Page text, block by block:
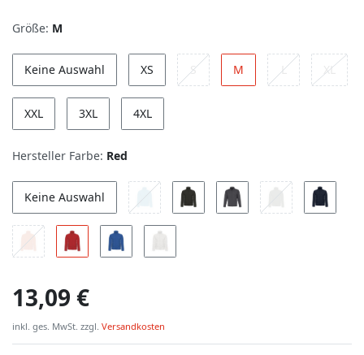
Größe: M
Keine Auswahl XS S M L XL
XXL 3XL 4XL
Hersteller Farbe: Red
Keine Auswahl
13,09 €
inkl. ges. MwSt. zzgl. Versandkosten